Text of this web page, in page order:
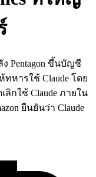
Pentagon ขึ้นบัญชี
ทหารใช้ Claude โดย
ลิกใช้ Claude ภายใน
ยืนยันว่า Claude